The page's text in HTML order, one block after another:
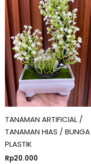
TANAMAN ARTIFICIAL /
TANAMAN HIAS / BUNGA
PLASTIK
Rp20.000